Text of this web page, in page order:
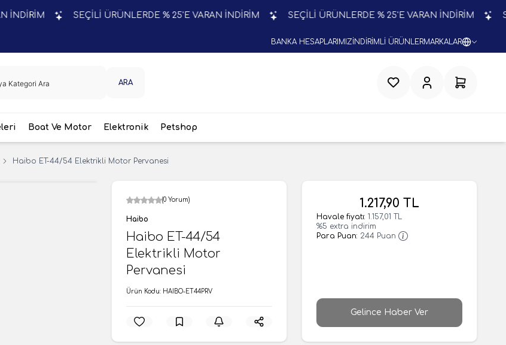
SEÇİLİ ÜRÜNLERDE % 25'E VARAN İNDİRİM SEÇİLİ ÜRÜNLERDE % 25'E VARAN İNDİRİM
BANKA HESAPLARIMIZ İNDİRİMLİ ÜRÜNLERMARKALAR
ARA FavorilerimHesabım Sepetim
Boat Ve Motor Elektronik Petshop
Haibo ET-44/54 Elektrikli Motor Pervanesi
(0 Yorum)
Haibo
Haibo ET-44/54
Elektrikli Motor
Pervanesi
Ürün Kodu: HAIBO-ET44PRV
1.217,90 TL
Havale fiyatı: 1.157,01 TL
%5 extra indirim
Para Puan: 244 Puan
Gelince Haber Ver